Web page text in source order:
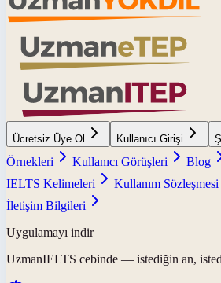
Ücretsiz Üye Ol Kullanıcı Girişi
Örnekleri
Kullanıcı Görüşleri Blog
IELTS Kelimeleri
Kullanım Sözleşmesi
İletişim Bilgileri
Uygulamayı indir
UzmanIELTS cebinde — istediğin an,